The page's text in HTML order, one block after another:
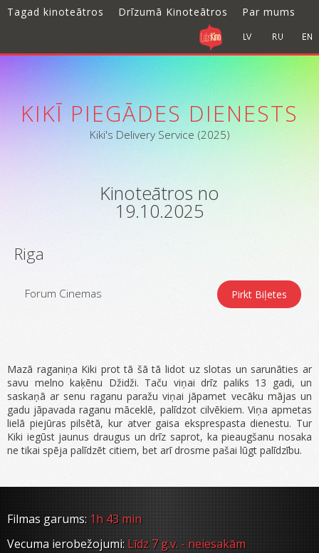
Tagad kinoteātros Drīzumā Kinoteātros Par mums
KIKĪ PIEGĀDES DIENESTS
Kiki's Delivery Service (2025)
Kinoteātros no
19.10.2025
Riga
Forum Cinemas Pirkt Biļetes
Mazā raganiņa Kiki prot tā šā tā lidot uz slotas un sarunāties ar
savu melno kaķēnu Džidži. Taču viņai drīz paliks 13 gadi, un
saskaņā ar senu raganu paražu viņai jāpamet vecāku mājas un
gadu jāpavada raganu māceklē, palīdzot cilvēkiem. Viņa apmetas
lielā piejūras pilsētā, kur atver gaisa eksprespasta dienestu. Tur
Kiki iegūst jaunus draugus un drīz saprot, ka pieaugšanu nosaka
ne tikai spēja palīdzēt citiem, bet arī drosme pašai lūgt palīdzību.
Filmas garums:1h 43 min
Vecuma ierobežojumi: Līdz 7 g.v. - neiesakām